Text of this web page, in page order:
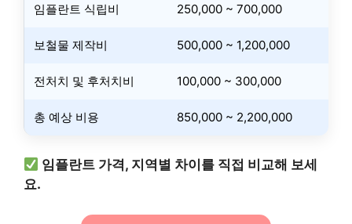
임플란트 식립비 250,000 ~ 700,000
보철물 제작비 500,000 ~ 1,200,000
전처치 및 후처치비 100,000 ~ 300,000
총 예상 비용 850,000 ~ 2,200,000
임플란트 가격, 지역별 차이를 직접 비교해 보세
요.